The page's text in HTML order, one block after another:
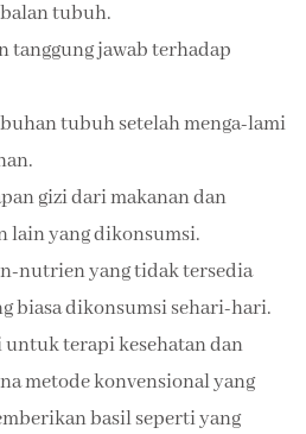
tubuh.
tanggung jawab terhadap
tubuh setelah menga-lami
gizi dari makanan dan
lain yang dikonsumsi.
nutrien yang tidak tersedia
biasa dikonsumsi sehari-hari.
untuk terapi kesehatan dan
metode konvensional yang
basil seperti yang